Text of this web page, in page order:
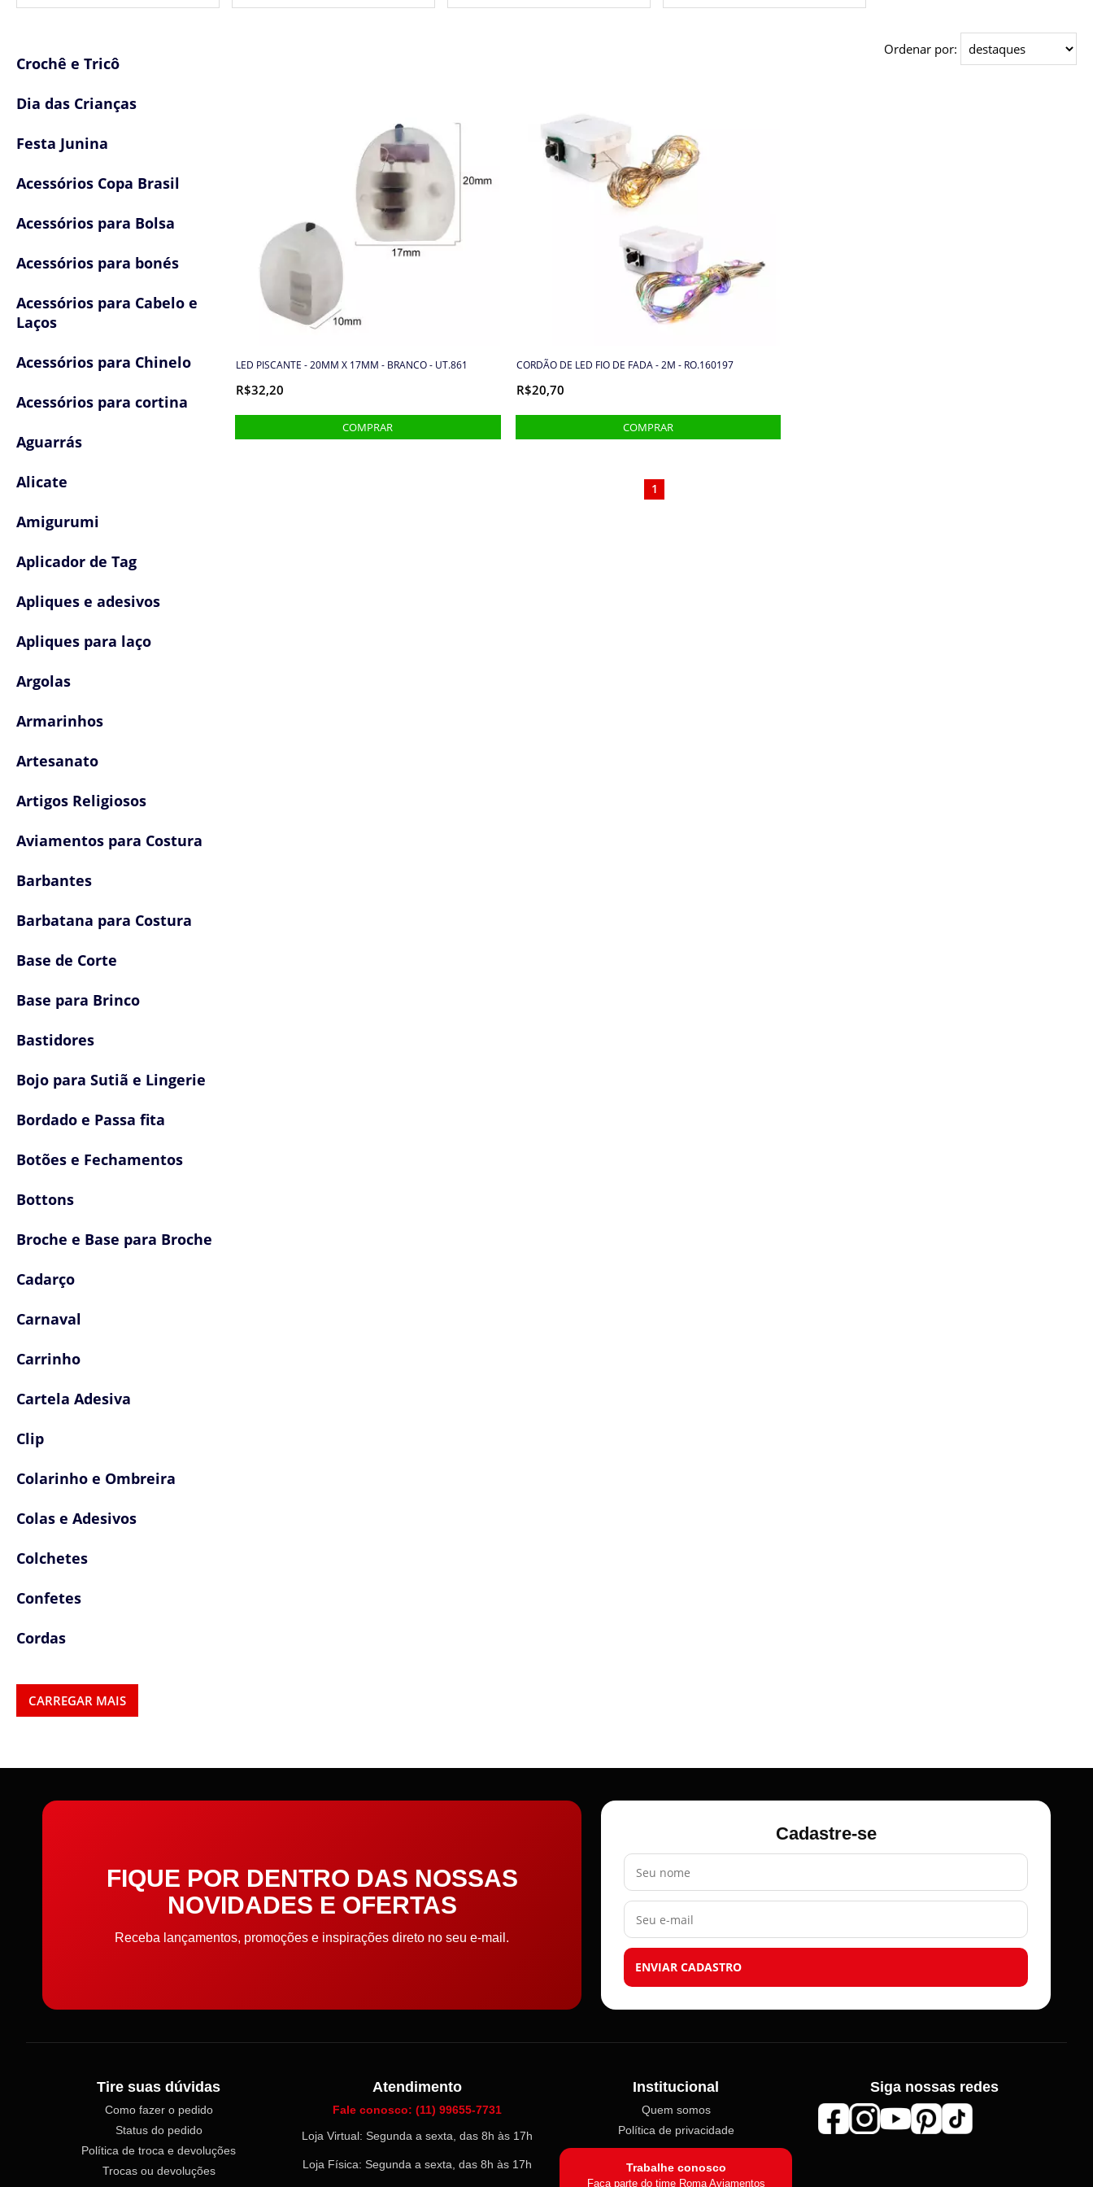
Roma Aviamentos
Crochê e Tricô
Dia das Crianças
Festa Junina
Acessórios Copa Brasil
Acessórios para Bolsa
Acessórios para bonés
Acessórios para Cabelo e
Laços
Acessórios para Chinelo
Acessórios para cortina
Aguarrás
Alicate
Amigurumi
Aplicador de Tag
Apliques e adesivos
Apliques para laço
Argolas
Armarinhos
Artesanato
Artigos Religiosos
Aviamentos para Costura
Barbantes
Barbatana para Costura
Base de Corte
Base para Brinco
Bastidores
Bojo para Sutiã e Lingerie
Bordado e Passa fita
Botões e Fechamentos
Bottons
Broche e Base para Broche
Cadarço
Carnaval
Carrinho
Cartela Adesiva
Clip
Colarinho e Ombreira
Colas e Adesivos
Colchetes
Confetes
Cordas
Cordões, Cordas e Elásticos
Cortador de Papel
Elástico de cabelo
Enfeite
Etiquetas e Embalagens
Faixa toalha e pano de
CARREGAR MAIS
Ordenar por:
LED PISCANTE - 20MM X 17MM - BRANCO - UT.861
R$32,20
CORDÃO DE LED FIO DE FADA - 2M - RO.160197
R$20,70
1
FIQUE POR DENTRO DAS NOSSAS
NOVIDADES E OFERTAS
Receba lançamentos, promoções e inspirações direto no seu e-mail.
Cadastre-se
Seu nome
Seu e-mail
ENVIAR CADASTRO
Tire suas dúvidas
Como fazer o pedido
Status do pedido
Política de troca e devoluções
Trocas ou devoluções
Atendimento
Fale conosco: (11) 99655-7731
Loja Virtual: Segunda a sexta, das 8h às 17h
Loja Física: Segunda a sexta, das 8h às 17h
Institucional
Quem somos
Política de privacidade
Trabalhe conosco
Faça parte do time Roma Aviamentos
Siga nossas redes